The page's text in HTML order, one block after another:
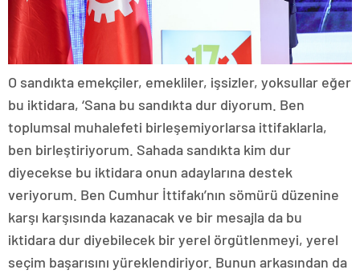
O sandıkta emekçiler, emekliler, işsizler, yoksullar eğer
bu iktidara, ‘Sana bu sandıkta dur diyorum. Ben
toplumsal muhalefeti birleşemiyorlarsa ittifaklarla,
ben birleştiriyorum. Sahada sandıkta kim dur
diyecekse bu iktidara onun adaylarına destek
veriyorum. Ben Cumhur İttifakı’nın sömürü düzenine
karşı karşısında kazanacak ve bir mesajla da bu
iktidara dur diyebilecek bir yerel örgütlenmeyi, yerel
seçim başarısını yüreklendiriyor. Bunun arkasından da